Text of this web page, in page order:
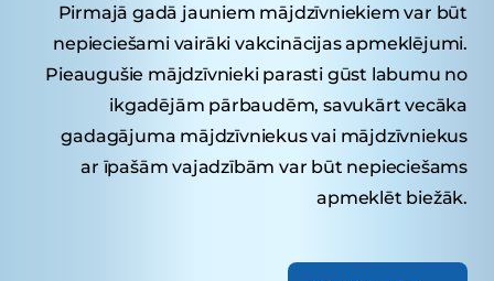
Pirmajā gadā jauniem mājdzīvniekiem var būt
nepieciešami vairāki vakcinācijas apmeklējumi.
Pieaugušie mājdzīvnieki parasti gūst labumu no
ikgadējām pārbaudēm, savukārt vecāka
gadagājuma mājdzīvniekus vai mājdzīvniekus
ar īpašām vajadzībām var būt nepieciešams
apmeklēt biežāk.